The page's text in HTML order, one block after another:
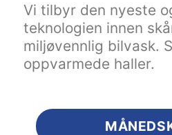
Vi tilbyr den nyeste
teknologien innen
miljøvennlig bilvask.
oppvarmede haller.